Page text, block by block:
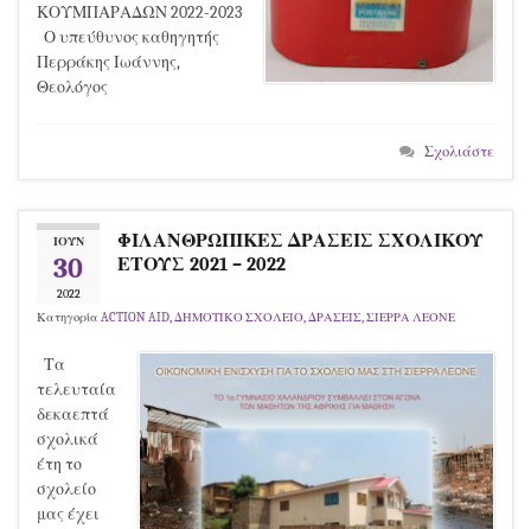
ΚΟΥΜΠΑΡΑΔΩΝ 2022-2023
Ο υπεύθυνος καθηγητής
Περράκης Ιωάννης,
Θεολόγος
Σχολιάστε
ΙΟΎΝ
30
2022
ΦΙΛΑΝΘΡΩΠΙΚΕΣ ΔΡΑΣΕΙΣ ΣΧΟΛΙΚΟΥ
ΕΤΟΥΣ 2021 – 2022
Κατηγορία ACTION AID,ΔΗΜΟΤΙΚΟ ΣΧΟΛΕΙΟ,ΔΡΑΣΕΙΣ,ΣΙΕΡΡΑ ΛΕΟΝΕ
Τα
τελευταία
δεκαεπτά
σχολικά
έτη το
σχολείο
μας έχει